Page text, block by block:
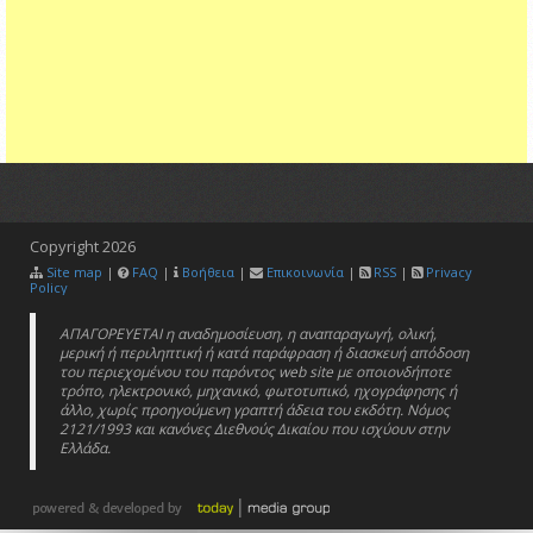
Copyright2026
Site map | FAQ | Βοήθεια | Επικοινωνία | RSS |
Privacy
Policy
ΑΠΑΓΟΡΕΥΕΤΑΙ η αναδημοσίευση, η αναπαραγωγή, ολική,
μερική ή περιληπτική ή κατά παράφραση ή διασκευή απόδοση
του περιεχομένου του παρόντος web site με οποιονδήποτε
τρόπο, ηλεκτρονικό, μηχανικό, φωτοτυπικό, ηχογράφησης ή
άλλο, χωρίς προηγούμενη γραπτή άδεια του εκδότη. Νόμος
2121/1993 και κανόνες Διεθνούς Δικαίου που ισχύουν στην
Ελλάδα.